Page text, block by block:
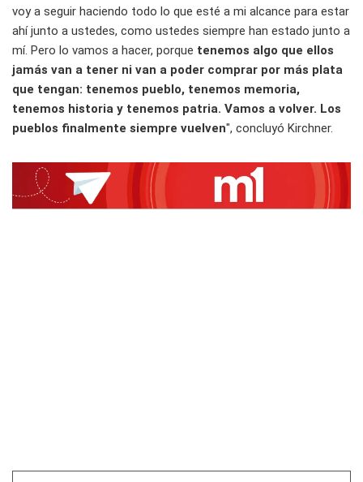
voy a seguir haciendo todo lo que esté a mi alcance para estar
ahí junto a ustedes, como ustedes siempre han estado junto a
mí. Pero lo vamos a hacer, porque tenemos algo que ellos
jamás van a tener ni van a poder comprar por más plata
que tengan: tenemos pueblo, tenemos memoria,
tenemos historia y tenemos patria. Vamos a volver. Los
pueblos finalmente siempre vuelven", concluyó Kirchner.